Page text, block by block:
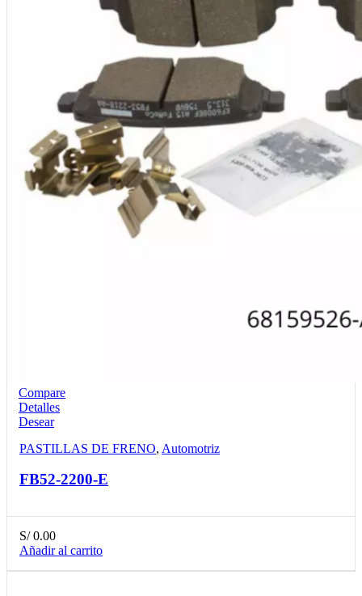
Compare
Detalles
Desear
PASTILLAS DE FRENO, Automotriz
FB52-2200-E
S/0.00
Añadir al carrito